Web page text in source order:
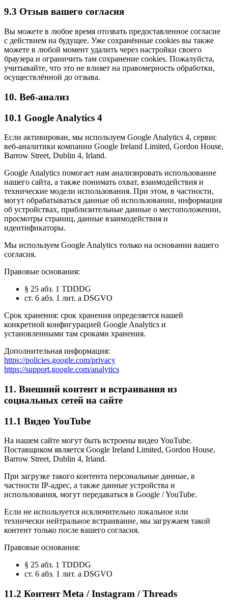
9.3 Отзыв вашего согласия
Вы можете в любое время отозвать предоставленное согласие
с действием на будущее. Уже сохранённые cookies вы также
можете в любой момент удалить через настройки своего
браузера и ограничить там сохранение cookies. Пожалуйста,
учитывайте, что это не влияет на правомерность обработки,
осуществлённой до отзыва.
10. Веб-анализ
10.1 Google Analytics 4
Если активирован, мы используем Google Analytics 4, сервис
веб-аналитики компании Google Ireland Limited, Gordon House,
Barrow Street, Dublin 4, Irland.
Google Analytics помогает нам анализировать использование
нашего сайта, а также понимать охват, взаимодействия и
технические модели использования. При этом, в частности,
могут обрабатываться данные об использовании, информация
об устройствах, приблизительные данные о местоположении,
просмотры страниц, данные взаимодействия и
идентификаторы.
Мы используем Google Analytics только на основании вашего
согласия.
Правовые основания:
§ 25 абз. 1 TDDDG
ст. 6 абз. 1 лит. a DSGVO
Срок хранения: срок хранения определяется нашей
конкретной конфигурацией Google Analytics и
установленными там сроками хранения.
Дополнительная информация:
https://policies.google.com/privacy
https://support.google.com/analytics
11. Внешний контент и встраивания из
социальных сетей на сайте
11.1 Видео YouTube
На нашем сайте могут быть встроены видео YouTube.
Поставщиком является Google Ireland Limited, Gordon House,
Barrow Street, Dublin 4, Irland.
При загрузке такого контента персональные данные, в
частности IP-адрес, а также данные устройства и
использования, могут передаваться в Google / YouTube.
Если не используется исключительно локальное или
технически нейтральное встраивание, мы загружаем такой
контент только после вашего согласия.
Правовые основания:
§ 25 абз. 1 TDDDG
ст. 6 абз. 1 лит. a DSGVO
11.2 Контент Meta / Instagram / Threads